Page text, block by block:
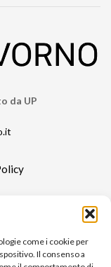
come i cookie per
Il consenso a
da UP